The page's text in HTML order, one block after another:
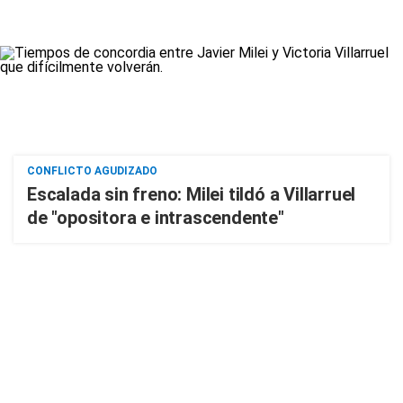
CONFLICTO AGUDIZADO
Escalada sin freno: Milei tildó a Villarruel
de "opositora e intrascendente"